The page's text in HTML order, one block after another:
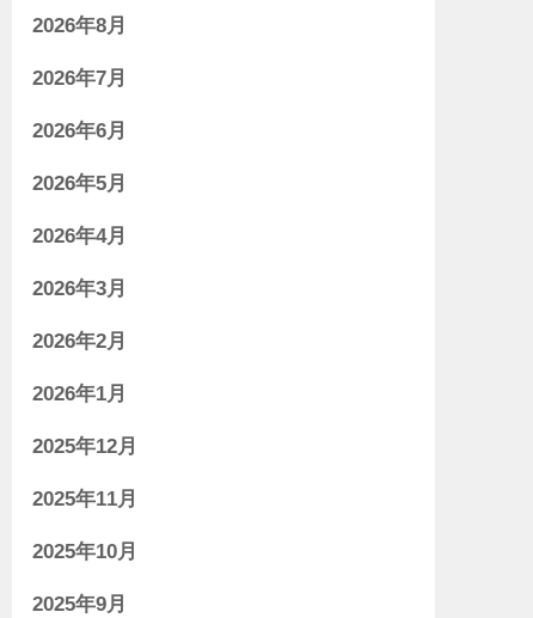
2026年8月
2026年7月
2026年6月
2026年5月
2026年4月
2026年3月
2026年2月
2026年1月
2025年12月
2025年11月
2025年10月
2025年9月